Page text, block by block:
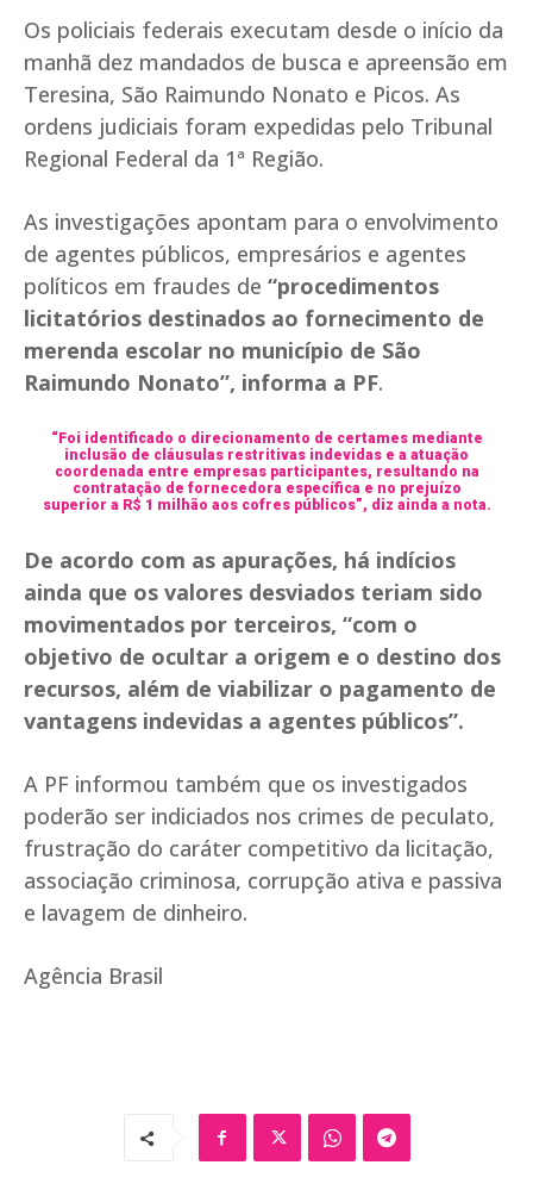
Os policiais federais executam desde o início da
manhã dez mandados de busca e apreensão em
Teresina, São Raimundo Nonato e Picos. As
ordens judiciais foram expedidas pelo Tribunal
Regional Federal da 1ª Região.
As investigações apontam para o envolvimento
de agentes públicos, empresários e agentes
políticos em fraudes de “procedimentos
licitatórios destinados ao fornecimento de
merenda escolar no município de São
Raimundo Nonato”, informa a PF.
“Foi identificado o direcionamento de certames mediante
inclusão de cláusulas restritivas indevidas e a atuação
coordenada entre empresas participantes, resultando na
contratação de fornecedora específica e no prejuízo
superior a R$ 1 milhão aos cofres públicos”, diz ainda a nota.
De acordo com as apurações, há indícios
ainda que os valores desviados teriam sido
movimentados por terceiros, “com o
objetivo de ocultar a origem e o destino dos
recursos, além de viabilizar o pagamento de
vantagens indevidas a agentes públicos”.
A PF informou também que os investigados
poderão ser indiciados nos crimes de peculato,
frustração do caráter competitivo da licitação,
associação criminosa, corrupção ativa e passiva
e lavagem de dinheiro.
Agência Brasil